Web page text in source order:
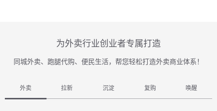
为外卖行业创业者专属打造
同城外卖、跑腿代购、便民生活，帮您轻松打造外卖商业体系！
外卖 拉新 沉淀 复购 唤醒